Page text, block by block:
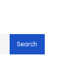
Search